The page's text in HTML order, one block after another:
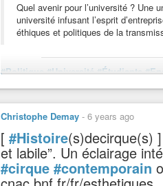
Titre de documentaire :Il était une fois
Titre d’émission : Il était une fois
Titre d’épisode : 20 ans d’encyclopédie
Chaine TV : ARTE
Nationalité : Allemand
Genre : Documentaire/Reportage,
Durée : 51min
Langue : Français
Quel avenir pour l’université ? Une
université infusant l’esprit
éthiques et politiques de la
#Politique #Université #Étudiants
L’université, entreprise des
Avec Philippe Forest, professeur
de l’EHESS, chercheuse affiliée au
Christophe Demay - 6 years ago
[ #Histoire(s)decirque(s)
et labile”. Un éclairage
#cirque #contemporain